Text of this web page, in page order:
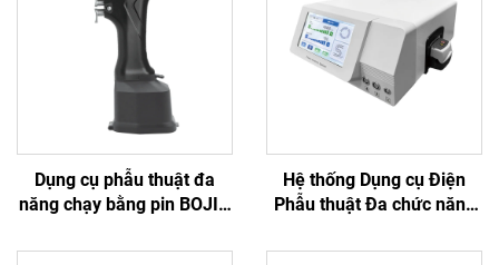
Dụng cụ phẫu thuật đa
năng chạy bằng pin BOJIN
phẫu thuật xương
Hệ thống Dụng cụ Điện
Phẫu thuật Đa chức năng
Thần kinh 3600